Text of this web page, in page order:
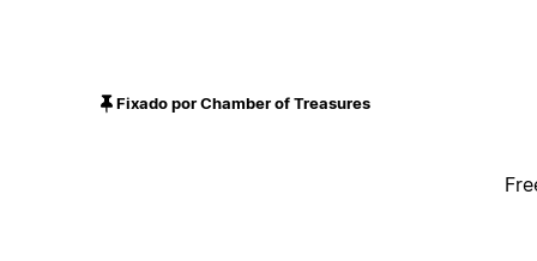
Fixado por Chamber of Treasures